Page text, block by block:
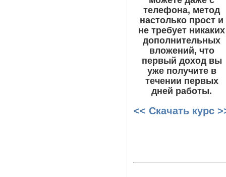
телефона, метод
настолько прост и
не требует никаких
дополнительных
вложений, что
первый доход вы
уже получите в
течении первых
дней работы.
<< Скачать курс